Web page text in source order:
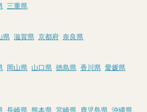
三重県
県 滋賀県 京都府 奈良県
岡山県 山口県 徳島県 香川県 愛媛県
長崎県 熊本県 宮崎県 鹿児島県 沖縄県